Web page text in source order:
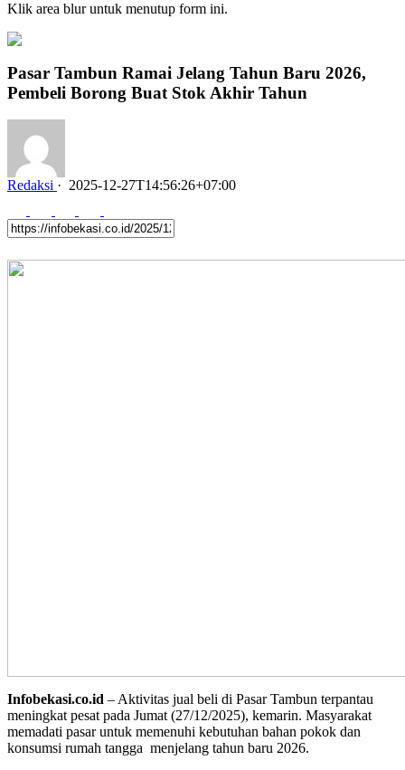
Klik area blur untuk menutup form ini.
Pasar Tambun Ramai Jelang Tahun Baru 2026,
Pembeli Borong Buat Stok Akhir Tahun
Redaksi · 2025-12-27T14:56:26+07:00
Infobekasi.co.id – Aktivitas jual beli di Pasar Tambun terpantau
meningkat pesat pada Jumat (27/12/2025), kemarin. Masyarakat
memadati pasar untuk memenuhi kebutuhan bahan pokok dan
konsumsi rumah tangga menjelang tahun baru 2026.